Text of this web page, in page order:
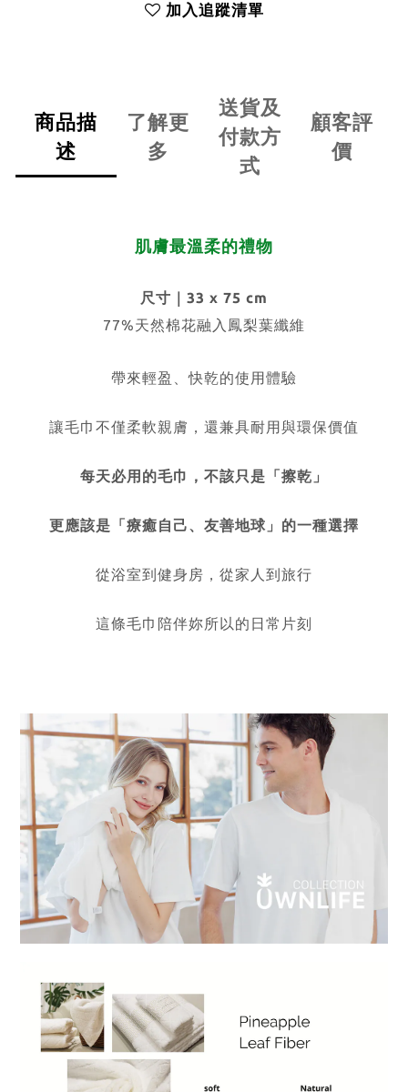
加入追蹤清單
商品描
述
了解更
多
送貨及
付款方
式
顧客評
價
肌膚最溫柔的禮物
尺寸｜33 x 75 cm
77%天然棉花融入鳳梨葉纖維
帶來輕盈、快乾的使用體驗
讓毛巾不僅柔軟親膚，還兼具耐用與環保價值
每天必用的毛巾，不該只是「擦乾」
更應該是 「療癒自己、友善地球 」 的一種選擇
從浴室到健身房，從家人到旅行
這條毛巾陪伴妳所以的日常片刻